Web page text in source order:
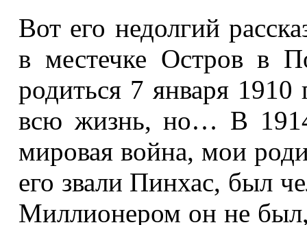
Вот его недолгий
в местечке Остров в
родиться 7 января
всю жизнь, но… В 1914
мировая война, мои
его звали Пинхас, был
Миллионером он не